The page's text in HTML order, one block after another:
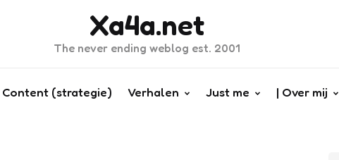
Xa4a.net
The never ending weblog est. 2001
Content (strategie) Verhalen Just me | Over mij